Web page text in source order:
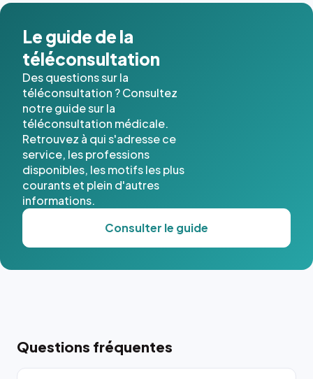
Le guide de la
téléconsultation
Des questions sur la
téléconsultation ? Consultez
notre guide sur la
téléconsultation médicale.
Retrouvez à qui s'adresse ce
service, les professions
disponibles, les motifs les plus
courants et plein d'autres
informations.
Consulter le guide
Questions fréquentes